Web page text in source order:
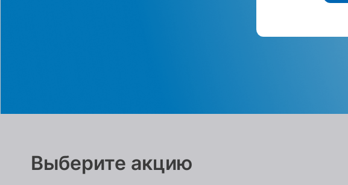
Выберите акцию